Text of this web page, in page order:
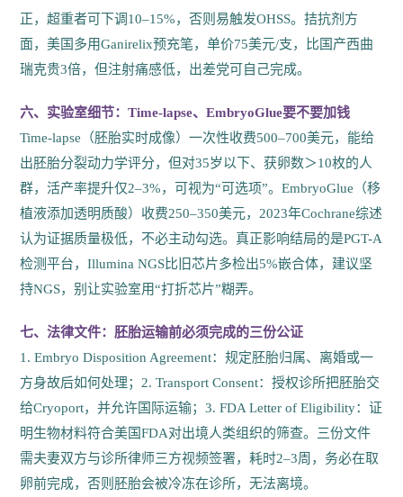
正，超重者可下调10–15%，否则易触发OHSS。拮抗剂方
面，美国多用Ganirelix预充笔，单价75美元/支，比国产西曲
瑞克贵3倍，但注射痛感低，出差党可自己完成。
六、实验室细节：Time-lapse、EmbryoGlue要不要加钱
Time-lapse（胚胎实时成像）一次性收费500–700美元，能给
出胚胎分裂动力学评分，但对35岁以下、获卵数＞10枚的人
群，活产率提升仅2–3%，可视为“可选项”。EmbryoGlue（移
植液添加透明质酸）收费250–350美元，2023年Cochrane综述
认为证据质量极低，不必主动勾选。真正影响结局的是PGT-A
检测平台，Illumina NGS比旧芯片多检出5%嵌合体，建议坚
持NGS，别让实验室用“打折芯片”糊弄。
七、法律文件：胚胎运输前必须完成的三份公证
1. Embryo Disposition Agreement：规定胚胎归属、离婚或一
方身故后如何处理；2. Transport Consent：授权诊所把胚胎交
给Cryoport，并允许国际运输；3. FDA Letter of Eligibility：证
明生物材料符合美国FDA对出境人类组织的筛查。三份文件
需夫妻双方与诊所律师三方视频签署，耗时2–3周，务必在取
卵前完成，否则胚胎会被冷冻在诊所，无法离境。